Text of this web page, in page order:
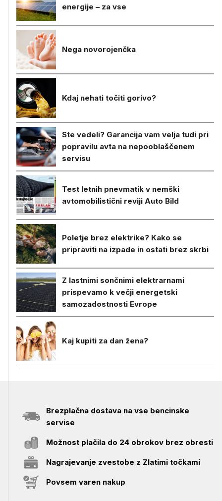
energije – za vse
Nega novorojenčka
Kdaj nehati točiti gorivo?
Ste vedeli? Garancija vam velja tudi pri
popravilu avta na nepooblaščenem
servisu
Test letnih pnevmatik v nemški
avtomobilistični reviji Auto Bild
Poletje brez elektrike? Kako se
pripraviti na izpade in ostati brez skrbi
Z lastnimi sončnimi elektrarnami
prispevamo k večji energetski
samozadostnosti Evrope
Kaj kupiti za dan žena?
Brezplačna dostava na vse bencinske
servise
Možnost plačila do 24 obrokov brez obresti
Nagrajevanje zvestobe z Zlatimi točkami
Povsem varen nakup